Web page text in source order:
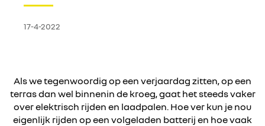
17-4-2022
Als we tegenwoordig op een verjaardag zitten, op een
terras dan wel binnenin de kroeg, gaat het steeds vaker
over elektrisch rijden en laadpalen. Hoe ver kun je nou
eigenlijk rijden op een volgeladen batterij en hoe vaak